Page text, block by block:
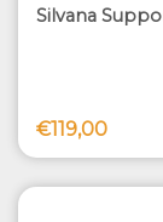
Silvana
€119,00